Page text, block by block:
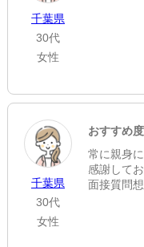
千葉県
30代
女性
千葉県
30代
女性
おすすめ
常に親身
感謝してお
面接質問